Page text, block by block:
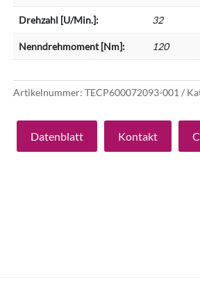
Drehzahl [U/Min.]: 32
Nenndrehmoment [Nm]: 120
Artikelnummer:TECP600072093-001
Datenblatt Kontakt